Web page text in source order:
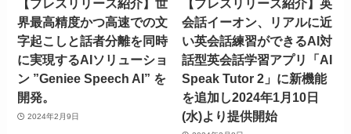
【プレスリリース紹介】世
界最高精度かつ高速での文
字起こしと話者分離を同時
に実現するAIソリューショ
ン ”Geniee Speech AI” を
開発。
2024年2月9日
【プレスリリース紹介】英
会話イーオン、リアルに近
い英会話練習ができるAI対
話型英会話学習アプリ「AI
Speak Tutor 2」に新機能
を追加し2024年1月10日
(水)より提供開始